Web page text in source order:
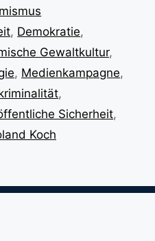
, Demokratie,
Gewaltkultur,
, Medienkampagne,
,
Sicherheit,
Koch